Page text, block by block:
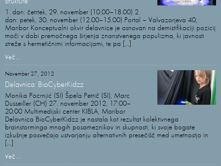
1. dan: četrtek, 29. november (10.00–18.00) 2.
dan: petek, 30. november (12.00–15.00) Portal – Valvazorjeva 40,
Maribor Konceptualni okvir delavnice je osnovan na demistifikaciji pozicij
moči v dobi premočnega širjenja znanstvenega populizma, ki javnosti
streže s hermetičnimi informacijami, te pa [...]
Več ...
November 27, 2012
Delavnica: BioCyberKidzz
Monika Pocrnjić (SI) Špela Petrič (SI), Marc
Dusseiller (CH) 27. november 2012, 17:00–
20:00 Multimedijski center KIBLA, Maribor
Delavnica BioCyberKidzz je nastala kot rezultat kolektivnega
brainstorminga mnogih posameznikov in skupnosti, ki svoje bogate
izkušnje posvečajo ustvarjanju alternativnih presečišč med umetnostjo in
[...]
Več ...